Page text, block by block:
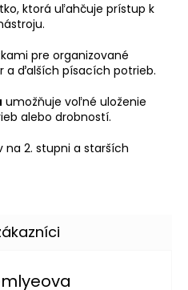
ktorá uľahčuje prístup k
pre organizované
a ďalších písacích potrieb.
umožňuje voľné uloženie
alebo drobností.
na 2. stupni a starších